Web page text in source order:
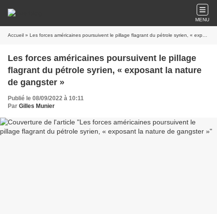
MENU
Accueil » Les forces américaines poursuivent le pillage flagrant du pétrole syrien, « exposant la nature de gangster »
Les forces américaines poursuivent le pillage
flagrant du pétrole syrien, « exposant la nature
de gangster »
Publié le 08/09/2022 à 10:11
Par Gilles Munier